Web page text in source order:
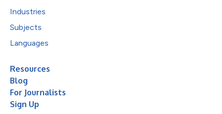
Industries
Subjects
Languages
Resources
Blog
For Journalists
Sign Up